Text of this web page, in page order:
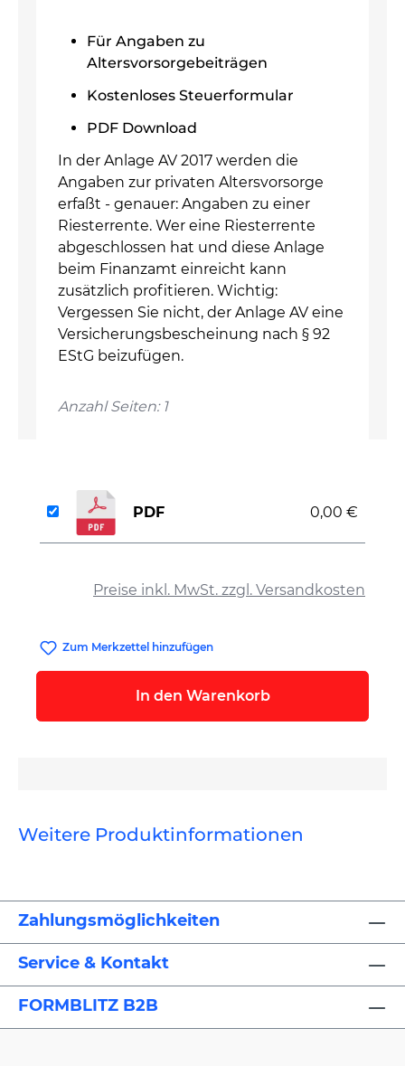
Für Angaben zu
Altersvorsorgebeiträgen
Kostenloses Steuerformular
PDF Download
In der Anlage AV 2017 werden die
Angaben zur privaten Altersvorsorge
erfaßt - genauer: Angaben zu einer
Riesterrente. Wer eine Riesterrente
abgeschlossen hat und diese Anlage
beim Finanzamt einreicht kann
zusätzlich profitieren. Wichtig:
Vergessen Sie nicht, der Anlage AV eine
Versicherungsbescheinung nach § 92
EStG beizufügen.
Anzahl Seiten: 1
Preise inkl. MwSt. zzgl. Versandkosten
PDF 0,00 €
Zum Merkzettel hinzufügen
In den Warenkorb
Weitere Produktinformationen
Zahlungsmöglichkeiten
Service & Kontakt
FORMBLITZ B2B